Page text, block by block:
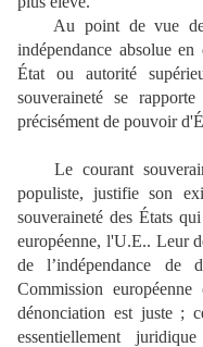
Au point de vue des
indépendance absolue
État ou autorité
souveraineté se
précisément de pouvoir
Le courant
populiste, justifie son
souveraineté des États
européenne, l'U.E.. Leur
de l’indépendance
Commission
dénonciation est juste ;
essentiellement